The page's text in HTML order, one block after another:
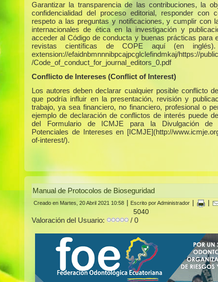
Garantizar la transparencia de las contribuciones, la
confidencialidad del proceso editorial, responder con
respeto a las preguntas y notificaciones, y cumplir con
internacionales de ética en la investigación y
acceder al Código de conducta y buenas prácticas para
revistas científicas de COPE aquí (en inglés).
extension://efaidnbmnnnibpcajpcglclefindmkaj/https://
/Code_of_conduct_for_journal_editors_0.pdf
Conflicto de Intereses (Conflict of Interest)
Los autores deben declarar cualquier posible conflicto
que podría influir en la presentación, revisión y
trabajo, ya sea financiero, no financiero, profesional o
ejemplo de declaración de conflictos de interés puede
del Formulario de ICMJE para la Divulgación de
Potenciales de Intereses en [ICMJE](http://
of-interest/).
Manual de Protocolos de Bioseguridad
Creado en Martes, 20 Abril 2021 10:58 Escrito por Administrador
5040
Valoración del Usuario: / 0